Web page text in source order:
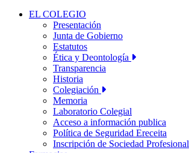
EL COLEGIO
Presentación
Junta de Gobierno
Estatutos
Ética y Deontología
Transparencia
Historia
Colegiación
Memoria
Laboratorio Colegial
Acceso a información publica
Política de Seguridad Ereceita
Inscripción de Sociedad Profesional